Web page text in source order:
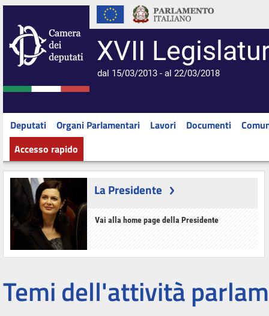
XVII
dal 15/03/2013 - al 22/03/2018
Deputati Organi Parlamentari Lavori Documenti
Accesso rapido
La Presidente
Vai alla home page della Presidente
Temi dell'attività